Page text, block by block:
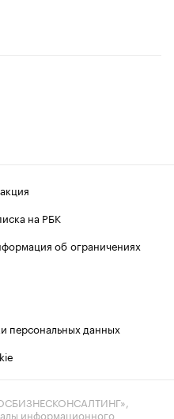
на РБК
об ограничениях
персональных данных
информационного